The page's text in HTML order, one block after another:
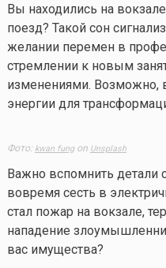
Вы находились на
поезд? Такой сон
желании перемен в
стремлении к новым
изменениями. Возможно,
энергии для
Фото: kwan fungon Unsplash
Важно вспомнить детали
вовремя сесть в
стал пожар на вокзале,
нападение
вас имущества?